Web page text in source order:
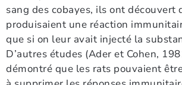
sang des cobayes, ils ont découvert
produisaient une réaction
que si on leur avait injecté la
D’autres études (Ader et Cohen,
démontré que les rats pouvaient